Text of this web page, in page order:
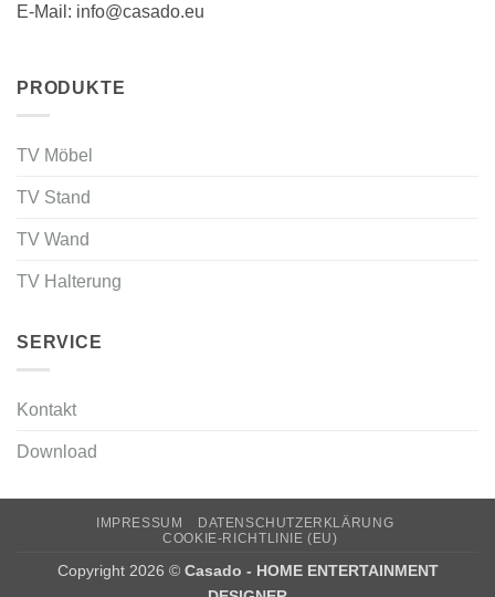
E-Mail: info@casado.eu
PRODUKTE
TV Möbel
TV Stand
TV Wand
TV Halterung
SERVICE
Kontakt
Download
IMPRESSUM
DATENSCHUTZERKLÄRUNG
COOKIE-RICHTLINIE (EU)
Copyright 2026 © Casado - HOME ENTERTAINMENT